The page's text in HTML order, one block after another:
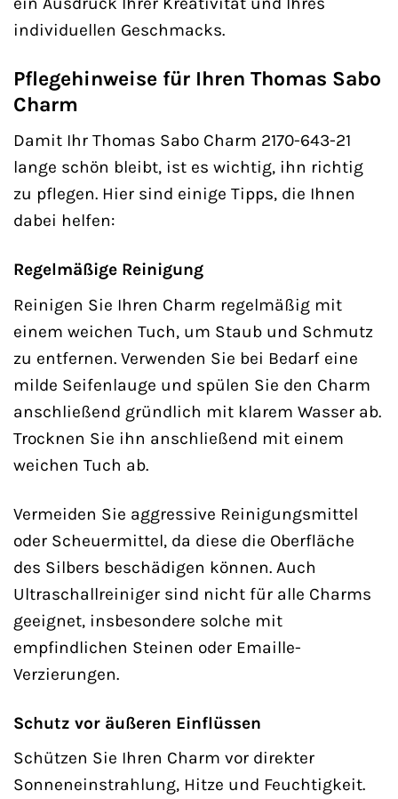
individuellen Geschmacks.
Pflegehinweise für Ihren Thomas Sabo
Charm
Damit Ihr Thomas Sabo Charm 2170-643-21
lange schön bleibt, ist es wichtig, ihn richtig
zu pflegen. Hier sind einige Tipps, die Ihnen
dabei helfen:
Regelmäßige Reinigung
Reinigen Sie Ihren Charm regelmäßig mit
einem weichen Tuch, um Staub und Schmutz
zu entfernen. Verwenden Sie bei Bedarf eine
milde Seifenlauge und spülen Sie den Charm
anschließend gründlich mit klarem Wasser ab.
Trocknen Sie ihn anschließend mit einem
weichen Tuch ab.
Vermeiden Sie aggressive Reinigungsmittel
oder Scheuermittel, da diese die Oberfläche
des Silbers beschädigen können. Auch
Ultraschallreiniger sind nicht für alle Charms
geeignet, insbesondere solche mit
empfindlichen Steinen oder Emaille-
Verzierungen.
Schutz vor äußeren Einflüssen
Schützen Sie Ihren Charm vor direkter
Sonneneinstrahlung, Hitze und Feuchtigkeit.